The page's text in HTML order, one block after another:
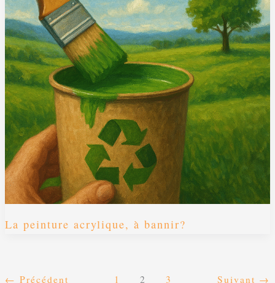
La peinture acrylique, à bannir?
← Précédent 1 2 3 Suivant →